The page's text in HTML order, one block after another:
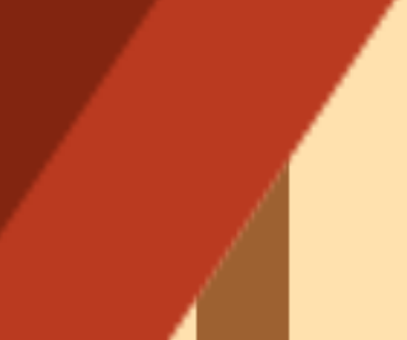
et relooking extérieur de votre maison.
intérieur et étanchéité zinc assurés.